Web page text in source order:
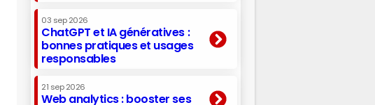
03 sep 2026
ChatGPT et IA génératives :
bonnes pratiques et usages
responsables
21 sep 2026
Web analytics : booster ses